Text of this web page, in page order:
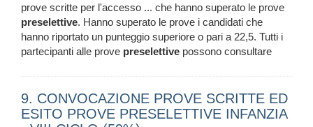
prove scritte per l'accesso ... che hanno superato le prove
preselettive. Hanno superato le prove i candidati che
hanno riportato un punteggio superiore o pari a 22,5. Tutti i
partecipanti alle prove preselettive possono consultare
9. CONVOCAZIONE PROVE SCRITTE ED
ESITO PROVE PRESELETTIVE INFANZIA